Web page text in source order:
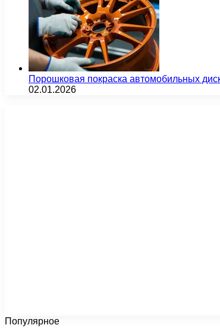
Порошковая покраска автомобильных
02.01.2026
Популярное